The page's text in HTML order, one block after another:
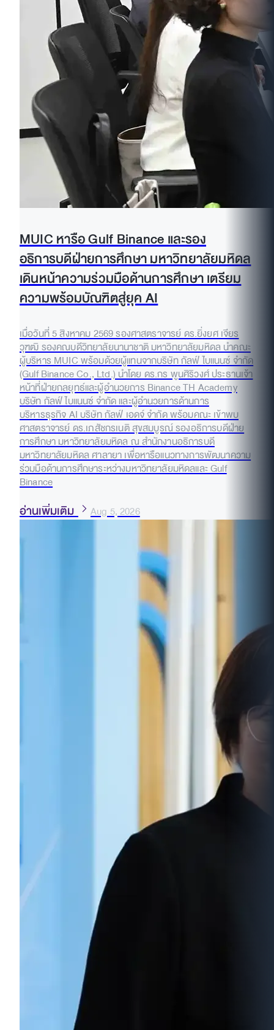
MUIC หารือ Gulf Binance และรอง
อธิการบดีฝ่ายการศึกษา มหาวิทยาลัยมหิดล
เดินหน้าความร่วมมือด้านการศึกษา เตรียม
ความพร้อมบัณฑิตสู่ยุค AI
เมื่อวันที่ 5 สิงหาคม 2569 รองศาสตราจารย์ ดร.ยิ่งยศ เจียร
วุฑฒิ รองคณบดีวิทยาลัยนานาชาติ มหาวิทยาลัยมหิดล นำคณะ
ผู้บริหาร MUIC พร้อมด้วยผู้แทนจากบริษัท กัลฟ์ ไบแนนซ์ จำกัด
(Gulf Binance Co., Ltd.) นำโดย ดร.กร พูนศิริวงศ์ ประธานเจ้า
หน้าที่ฝ่ายกลยุทธ์และผู้อำนวยการ Binance TH Academy
บริษัท กัลฟ์ ไบแนนซ์ จำกัด และผู้อำนวยการด้านการ
บริหารธุรกิจ AI บริษัท กัลฟ์ เอดจ์ จำกัด พร้อมคณะ เข้าพบ
ศาสตราจารย์ ดร.เภสัชกรเนติ สุขสมบูรณ์ รองอธิการบดีฝ่าย
การศึกษา มหาวิทยาลัยมหิดล ณ สำนักงานอธิการบดี
มหาวิทยาลัยมหิดล ศาลายา เพื่อหารือแนวทางการพัฒนาความ
ร่วมมือด้านการศึกษาระหว่างมหาวิทยาลัยมหิดลและ Gulf
Binance
อ่านเพิ่มเติม Aug 5, 2026